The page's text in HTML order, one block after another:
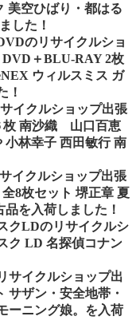
美空ひばり・都はる
した！
のリサイクルショ
DVD＋BLU-RAY 2枚
ウィルスミス ガ
！
イクルショップ出張
枚 南沙織 山口百恵
小林幸子 西田敏行 南
イクルショップ出張
8枚セット 堺正章 夏
を入荷しました！
クLDのリサイクルシ
ク LD 名探偵コナン
サイクルショップ出
サザン・安全地帯・
ーニング娘。を入荷